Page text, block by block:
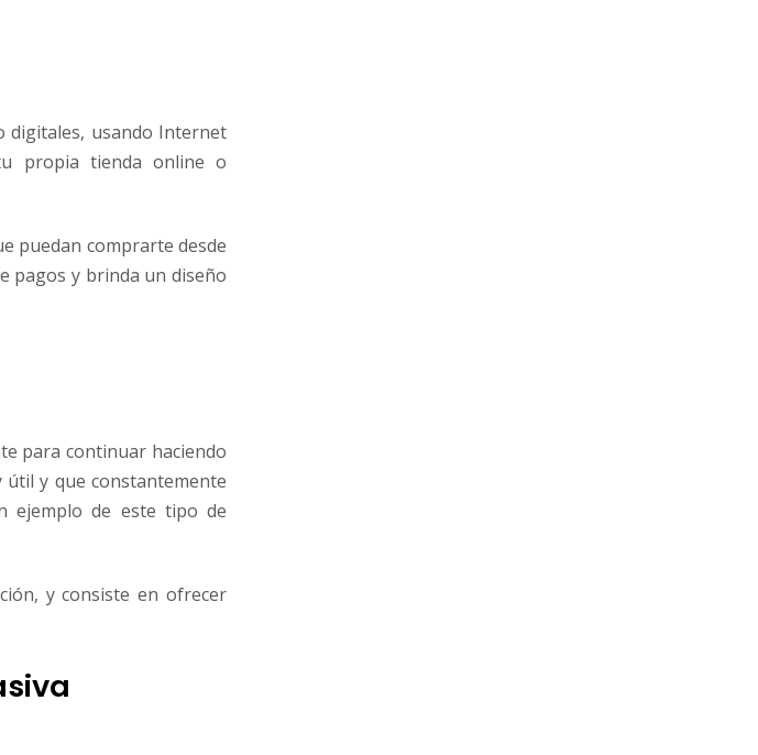
digitales, usando Internet
propia tienda online o
puedan comprarte desde
pagos y brinda un diseño
para continuar haciendo
útil y que constantemente
ejemplo de este tipo de
y consiste en ofrecer